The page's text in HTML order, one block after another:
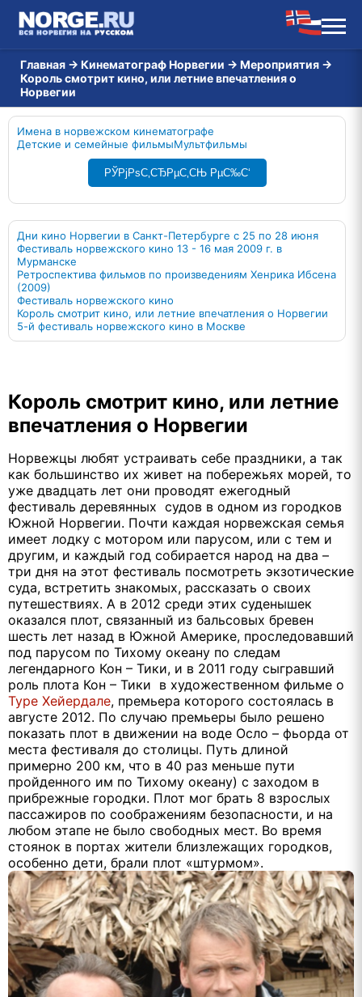
Главная → Кинематограф Норвегии → Мероприятия →
Король смотрит кино, или летние впечатления о
Норвегии
Имена в норвежском кинематографе
Детские и семейные фильмыМультфильмы
РЎРјРѕС‚СЂРµС‚СЊ РµС‰С‘
Дни кино Норвегии в Санкт-Петербурге с 25 по 28 июня
Фестиваль норвежского кино 13 - 16 мая 2009 г. в
Мурманске
Ретроспектива фильмов по произведениям Хенрика Ибсена
(2009)
Фестиваль норвежского кино
Король смотрит кино, или летние впечатления о Норвегии
5-й фестиваль норвежского кино в Москве
Король смотрит кино, или летние
впечатления о Норвегии
Норвежцы любят устраивать себе праздники, а так
как большинство их живет на побережьях морей, то
уже двадцать лет они проводят ежегодный
фестиваль деревянных судов в одном из городков
Южной Норвегии. Почти каждая норвежская семья
имеет лодку с мотором или парусом, или с тем и
другим, и каждый год собирается народ на два –
три дня на этот фестиваль посмотреть экзотические
суда, встретить знакомых, рассказать о своих
путешествиях. А в 2012 среди этих суденышек
оказался плот, связанный из бальсовых бревен
шесть лет назад в Южной Америке, проследовавший
под парусом по Тихому океану по следам
легендарного Кон – Тики, и в 2011 году сыгравший
роль плота Кон – Тики в художественном фильме о
Туре Хейердале, премьера которого состоялась в
августе 2012. По случаю премьеры было решено
показать плот в движении на воде Осло – фьорда от
места фестиваля до столицы. Путь длиной
примерно 200 км, что в 40 раз меньше пути
пройденного им по Тихому океану) с заходом в
прибрежные городки. Плот мог брать 8 взрослых
пассажиров по соображениям безопасности, и на
любом этапе не было свободных мест. Во время
стоянок в портах жители близлежащих городков,
особенно дети, брали плот «штурмом».